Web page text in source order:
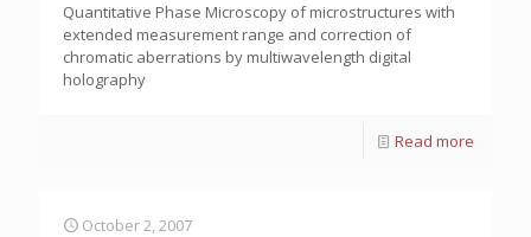
Quantitative Phase Microscopy of microstructures with
extended measurement range and correction of
chromatic aberrations by multiwavelength digital
holography
Read more
October 2, 2007